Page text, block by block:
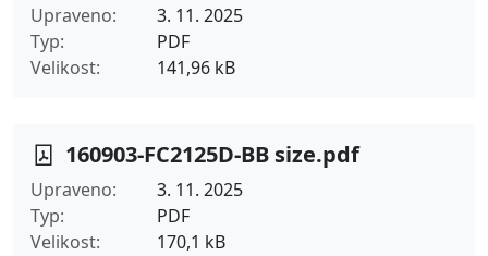
Upraveno
3. 11. 2025
Typ
PDF
Velikost
141,96 kB
160903-FC2125D-BB size.pdf
Upraveno
3. 11. 2025
Typ
PDF
Velikost
170,1 kB